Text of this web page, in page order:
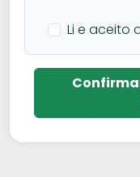
Li e aceito